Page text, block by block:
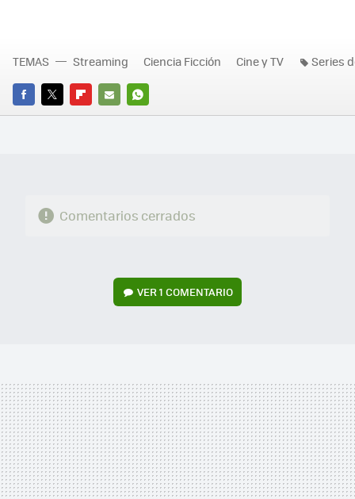
FACEBOOK
TWITTERFLIPBOARD
E-
WHATSAPP
TEMAS Streaming Ciencia Ficción Cine y TV Series
Comentarios cerrados
VER1 COMENTARIO